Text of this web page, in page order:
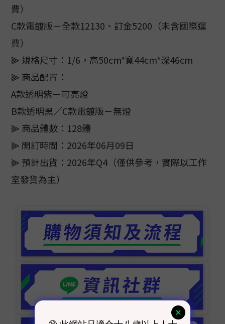
費）
C款電鍍版－全款12130、訂金5200（未含國際運
費）
⫸ 規格尺寸：1/6，高50cm*寬44cm*深46cm
⫸ 商品配置：
A款透明紫－可亮燈
B款透明黑／C款電鍍版－無燈
⫸ 商品體數：128體
⫸ 開訂時間：2026年06月09日
⫸ 預計出貨：2026年Q4（僅供參考，實際以工作
室發貨為主）